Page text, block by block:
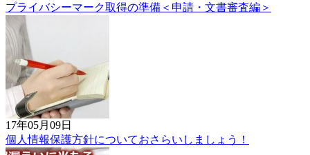
プライバシーマーク取得の準備＜申請・文書審査編＞
17年05月09日
個人情報保護方針についておさらいしましょう！